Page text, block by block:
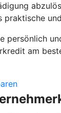
praktische
persönlich
am